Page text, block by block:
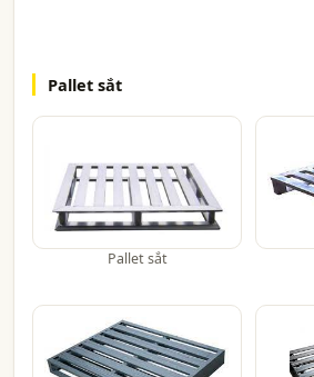
Pallet sắt
Pallet sắt